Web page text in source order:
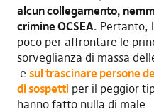
alcun collegamento,
crimine OCSEA. Pertanto,
poco per affrontare le
sorveglianza di massa
e sul trascinare persone
di sospetti per il peggior
hanno fatto nulla di male.